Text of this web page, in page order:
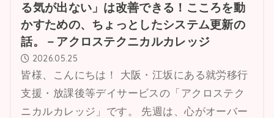
る気が出ない」は改善できる！こころを動
かすための、ちょっとしたシステム更新の
話。－アクロステクニカルカレッジ
2026.05.25
皆様、こんにちは！ 大阪・江坂にある就労移行
支援・放課後等デイサービスの「アクロステク
ニカルカレッジ」です。 先週は、心がオーバー